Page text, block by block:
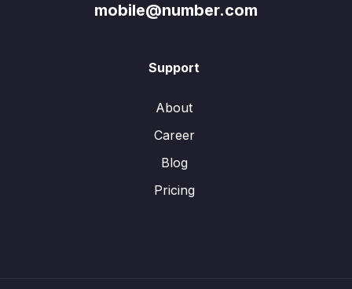
mobile@number.com
Support
About
Career
Blog
Pricing